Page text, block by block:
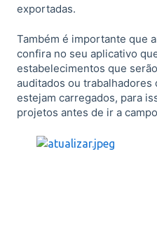
exportadas.
Também é importante que
confira no seu aplicativo
estabelecimentos que
auditados ou trabalhadores
estejam carregados, para
projetos antes de ir a